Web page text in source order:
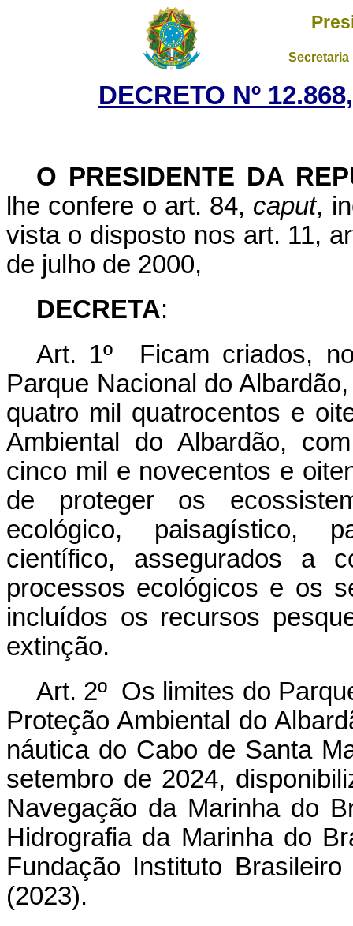
DECRETO Nº
O PRESIDENTE DA
lhe confere o art. 84, caput,
vista o disposto nos art. 11,
de julho de 2000,
DECRETA:
Art. 1º Ficam criados,
Parque Nacional do
quatro mil quatrocentos e
Ambiental do Albardão,
cinco mil e novecentos e
de proteger os
ecológico, paisagístico,
científico, assegurados a
processos ecológicos e os
incluídos os recursos
extinção.
Art. 2º Os limites do
Proteção Ambiental do
náutica do Cabo de Santa
setembro de 2024,
Navegação da Marinha do
Hidrografia da Marinha do
Fundação Instituto
(2023).